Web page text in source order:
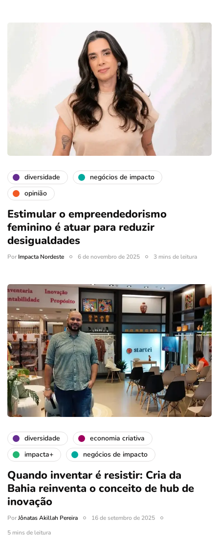
diversidade
negócios de impacto
opinião
Estimular o empreendedorismo
feminino é atuar para reduzir
desigualdades
PorImpacta Nordeste 6 de novembro de 2025 3 mins de leitura
diversidade
economia criativa
impacta+
negócios de impacto
Quando inventar é resistir: Cria da
Bahia reinventa o conceito de hub de
inovação
PorJônatas Akillah Pereira
16 de setembro de 2025
5 mins de leitura